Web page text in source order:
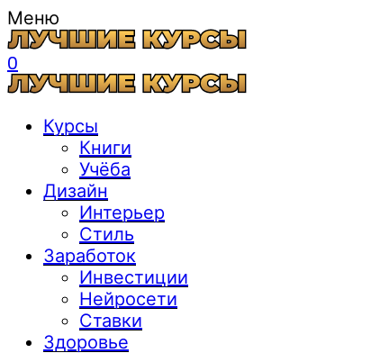
Меню
0
Курсы
Книги
Учёба
Дизайн
Интерьер
Стиль
Заработок
Инвестиции
Нейросети
Ставки
Здоровье